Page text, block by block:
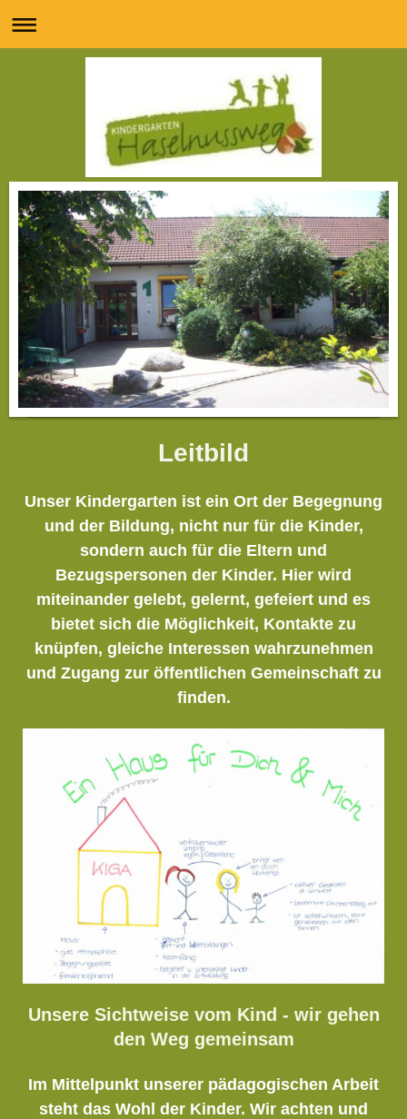
Leitbild
Unser Kindergarten ist ein Ort der Begegnung
und der Bildung, nicht nur für die Kinder,
sondern auch für die Eltern und
Bezugspersonen der Kinder. Hier wird
miteinander gelebt, gelernt, gefeiert und es
bietet sich die Möglichkeit, Kontakte zu
knüpfen, gleiche Interessen wahrzunehmen
und Zugang zur öffentlichen Gemeinschaft zu
finden.
Unsere Sichtweise vom Kind - wir gehen
den Weg gemeinsam
Im Mittelpunkt unserer pädagogischen Arbeit
steht das Wohl der Kinder. Wir achten und